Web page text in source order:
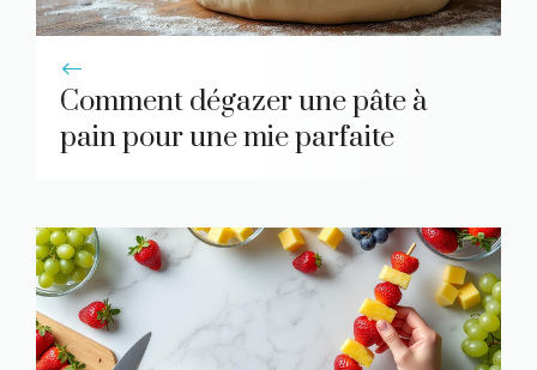
Comment dégazer une pâte à
pain pour une mie parfaite